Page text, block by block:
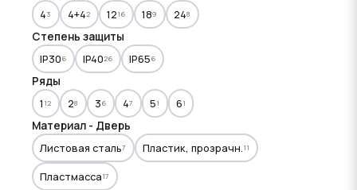
43 4+42 1216 189 248
Степень защиты
IP306 IP4026 IP656
Ряды
1 12 28 36 47 51 61
Материал - Дверь
Листовая сталь7 Пластик, прозрачн. 11
Пластмасса17